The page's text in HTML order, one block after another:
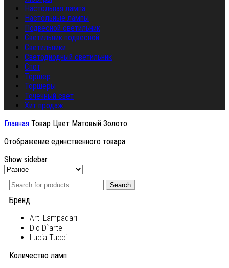
Настольная лампа
Настольные лампы
Подвесной светильник
Светильник подвесной
Светильники
Светодиодный светильник
Спот
Торшер
Торшеры
Точечный свет
Хит продаж
Главная Товар Цвет Матовый Золото
Отображение единственного товара
Show sidebar
Search
Бренд
Arti Lampadari
Dio D`arte
Lucia Tucci
Количество ламп